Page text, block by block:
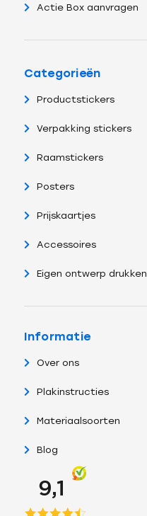
Actie Box aanvragen
Categorieën
Productstickers
Verpakking stickers
Raamstickers
Posters
Prijskaartjes
Accessoires
Eigen ontwerp drukken
Informatie
Over ons
Plakinstructies
Materiaalsoorten
Blog